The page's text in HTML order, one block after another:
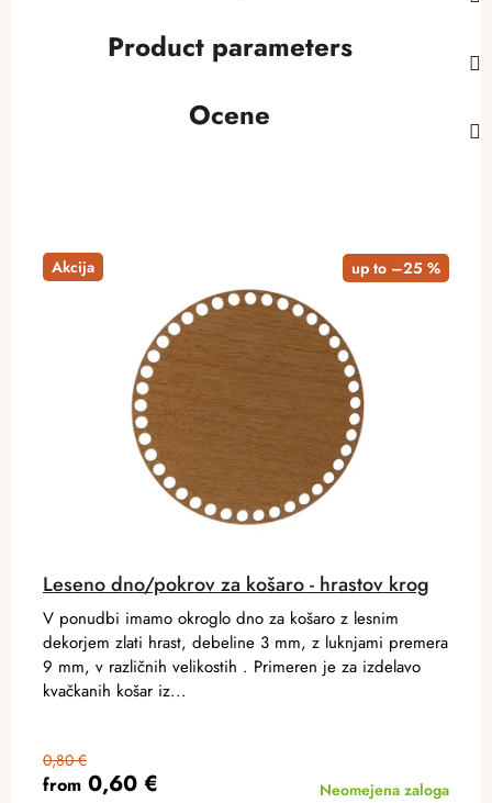
Product parameters
Ocene
Akcija up to –25 %
Leseno dno/pokrov za košaro - hrastov krog
from 0,60 €
0,80 €
Neomejena zaloga
V ponudbi imamo okroglo dno za košaro z lesnim
dekorjem zlati hrast, debeline 3 mm, z luknjami premera
9 mm, v različnih velikostih . Primeren je za izdelavo
kvačkanih košar iz...